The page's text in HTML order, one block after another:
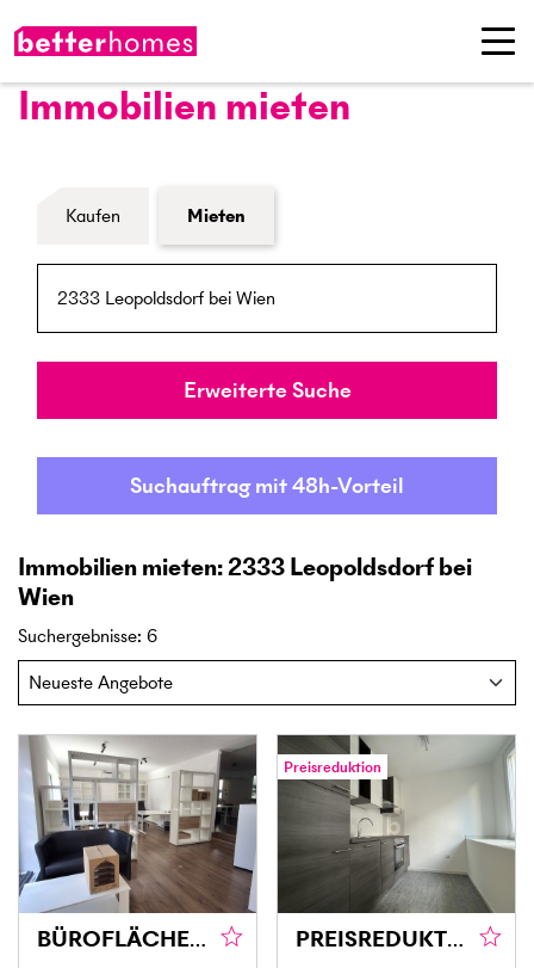
Immobilien mieten
Formular Immobiliensuche
Kaufen Mieten
Umkreis
Erweiterte Suche
Suchauftrag mit 48h-Vorteil
Immobilien mieten: 2333 Leopoldsdorf bei
Wien
Suchergebnisse: 6
BÜROFLÄCHE / GESCHÄFTSLOKAL MIT 91 M² IN 1100 WIEN – VIELSEITIG NUTZBAR IN GUTER LAGE
Preisreduktion
PREISREDUKTION! URBAN WOHNEN MIT RUHEFAKTOR – FRISCH SANIERTE 2-ZIMMER-WOHNUNG